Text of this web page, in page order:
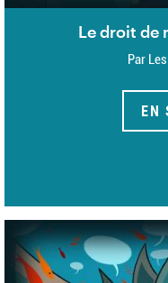
Le droit de
Par
EN